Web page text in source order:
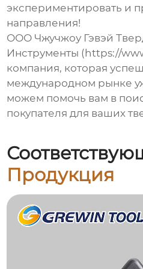
экспериментировать и
направления!
ООО Чжучжоу Гэвэй
Инструменты (https://
компания, которая
международном рынке
можем помочь вам в
покупателя для ваших
Продукция